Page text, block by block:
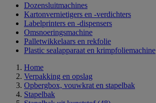
Dozensluitmachines
Kartonvernietigers en -verdichters
Labelprinters en -dispensers
Omsnoeringsmachine
Palletwikkelaars en rekfolie
Plastic sealapparaat en krimpfoliemachine
Home
Verpakking en opslag
Opbergbox, vouwkrat en stapelbak
Stapelbak